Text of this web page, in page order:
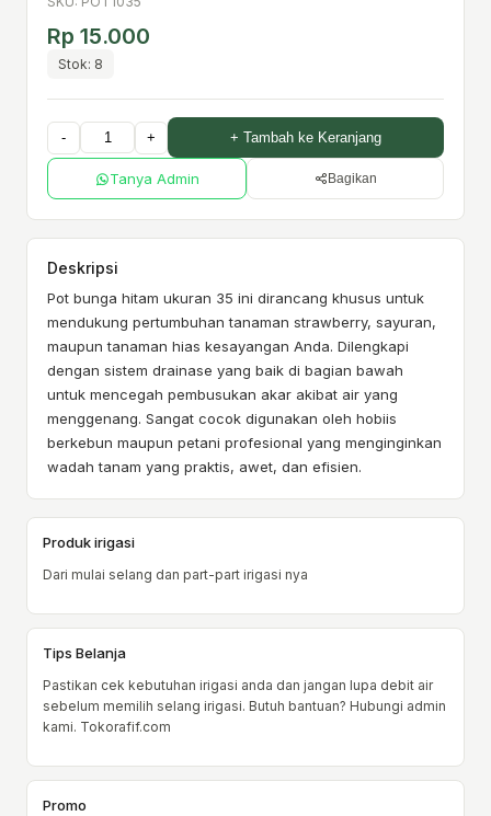
Rp 15.000
Stok: 8
- + + Tambah ke Keranjang
Tanya Admin Bagikan
Deskripsi
Pot bunga hitam ukuran 35 ini dirancang khusus untuk
mendukung pertumbuhan tanaman strawberry, sayuran,
maupun tanaman hias kesayangan Anda. Dilengkapi
dengan sistem drainase yang baik di bagian bawah
untuk mencegah pembusukan akar akibat air yang
menggenang. Sangat cocok digunakan oleh hobiis
berkebun maupun petani profesional yang menginginkan
wadah tanam yang praktis, awet, dan efisien.
Produk irigasi
Dari mulai selang dan part-part irigasi nya
Tips Belanja
Pastikan cek kebutuhan irigasi anda dan jangan lupa debit air
sebelum memilih selang irigasi. Butuh bantuan? Hubungi admin
kami. Tokorafif.com
Promo